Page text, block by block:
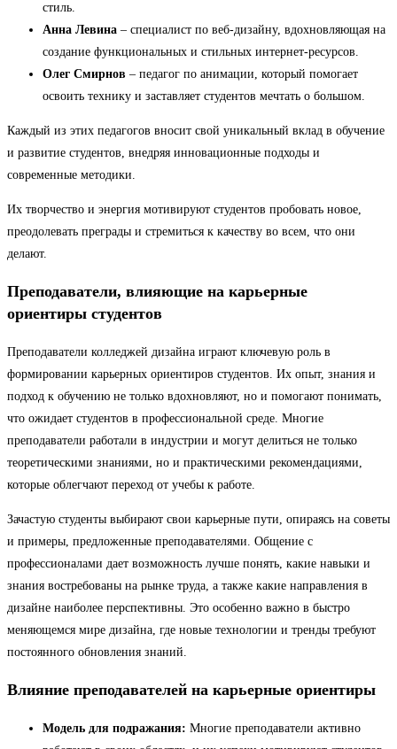
стиль.
Анна Левина – специалист по веб-дизайну, вдохновляющая на
создание функциональных и стильных интернет-ресурсов.
Олег Смирнов – педагог по анимации, который помогает
освоить технику и заставляет студентов мечтать о большом.
Каждый из этих педагогов вносит свой уникальный вклад в обучение
и развитие студентов, внедряя инновационные подходы и
современные методики.
Их творчество и энергия мотивируют студентов пробовать новое,
преодолевать преграды и стремиться к качеству во всем, что они
делают.
Преподаватели, влияющие на карьерные
ориентиры студентов
Преподаватели колледжей дизайна играют ключевую роль в
формировании карьерных ориентиров студентов. Их опыт, знания и
подход к обучению не только вдохновляют, но и помогают понимать,
что ожидает студентов в профессиональной среде. Многие
преподаватели работали в индустрии и могут делиться не только
теоретическими знаниями, но и практическими рекомендациями,
которые облегчают переход от учебы к работе.
Зачастую студенты выбирают свои карьерные пути, опираясь на советы
и примеры, предложенные преподавателями. Общение с
профессионалами дает возможность лучше понять, какие навыки и
знания востребованы на рынке труда, а также какие направления в
дизайне наиболее перспективны. Это особенно важно в быстро
меняющемся мире дизайна, где новые технологии и тренды требуют
постоянного обновления знаний.
Влияние преподавателей на карьерные ориентиры
Модель для подражания: Многие преподаватели активно